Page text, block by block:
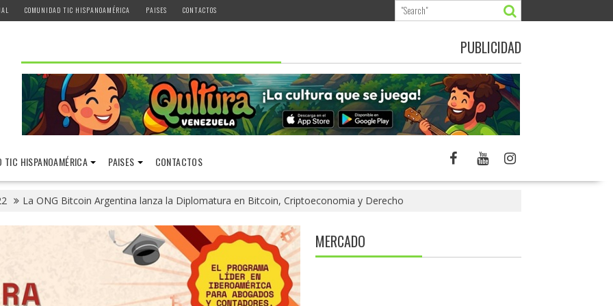
COMUNIDAD TIC HISPANOAMÉRICA PAISES CONTACTOS
PUBLICIDAD
TIC HISPANOAMÉRICA PAISES CONTACTOS
La ONG Bitcoin Argentina lanza la Diplomatura en Bitcoin, Criptoeconomia y Derecho
MERCADO